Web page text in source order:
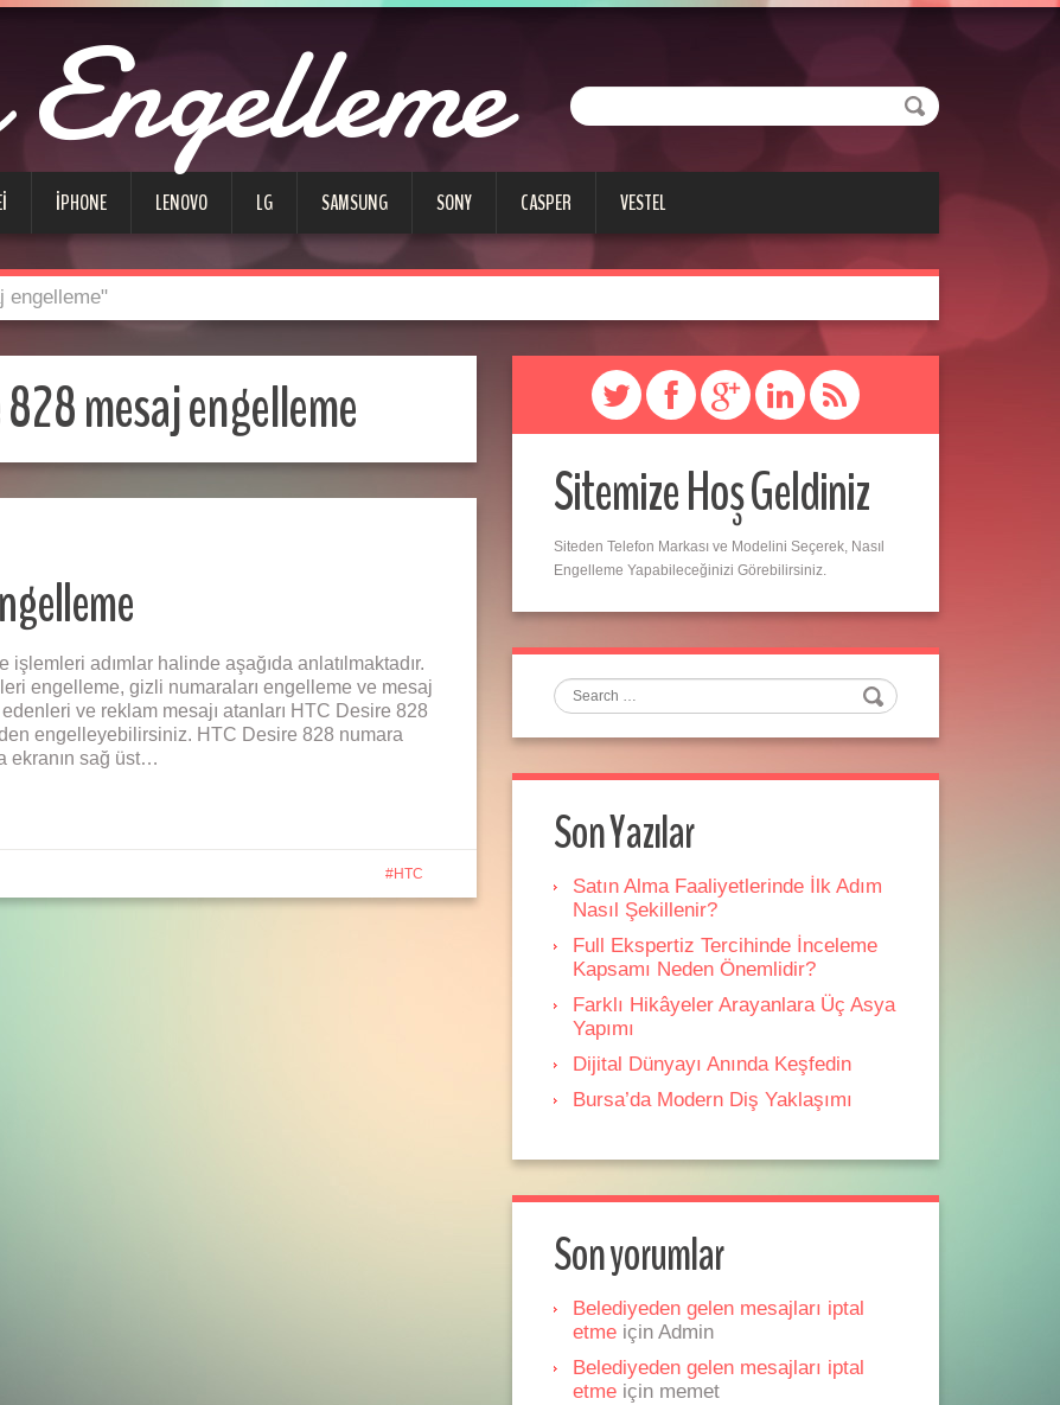
IPHONE LENOVO LG SAMSUNG SONY CASPER VESTEL
engelleme"
828 mesaj engelleme
adımlar halinde aşağıda anlatılmaktadır.
engelleme, gizli numaraları engelleme ve mesaj
ve reklam mesajı atanları HTC Desire 828
engelleyebilirsiniz. HTC Desire 828 numara
ekranın sağ üst…
HTC
Sitemize Hoş Geldiniz
Siteden Telefon Markası ve Modelini Seçerek, Nasıl
Engelleme Yapabileceğinizi Görebilirsiniz.
Search
Son Yazılar
Satın Alma Faaliyetlerinde İlk Adım
Nasıl Şekillenir?
Full Ekspertiz Tercihinde İnceleme
Kapsamı Neden Önemlidir?
Farklı Hikâyeler Arayanlara Üç Asya
Yapımı
Dijital Dünyayı Anında Keşfedin
Bursa’da Modern Diş Yaklaşımı
Son yorumlar
Belediyeden gelen mesajları iptal
etme için Admin
Belediyeden gelen mesajları iptal
etme için memet